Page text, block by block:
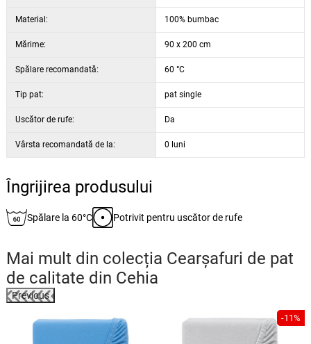
Material: 100% bumbac
Mărime: 90 x 200 cm
Spălare recomandată: 60 °C
Tip pat: pat single
Uscător de rufe: Da
Vârsta recomandată de la: 0 luni
Îngrijirea produsului
Spălare la 60°C Potrivit pentru uscător de rufe
Mai mult din colecția Cearșafuri de pat
de calitate din Cehia
Previous
-11%